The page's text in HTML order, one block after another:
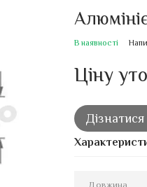
В наявності
Ціну
Дізнатися
Довжина